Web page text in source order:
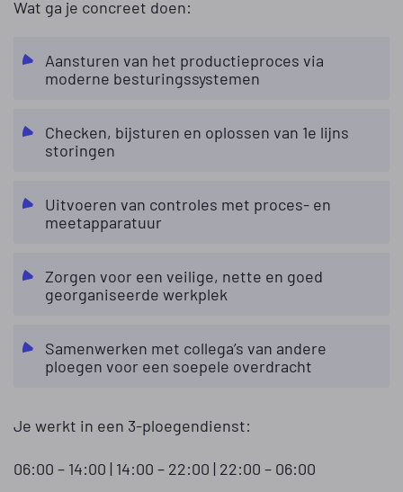
Wat ga je concreet doen:
Aansturen van het productieproces via
moderne besturingssystemen
Checken, bijsturen en oplossen van 1e lijns
storingen
Uitvoeren van controles met proces- en
meetapparatuur
Zorgen voor een veilige, nette en goed
georganiseerde werkplek
Samenwerken met collega’s van andere
ploegen voor een soepele overdracht
Je werkt in een 3-ploegendienst:
06:00 – 14:00 | 14:00 – 22:00 | 22:00 – 06:00